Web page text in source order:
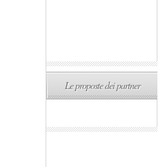
Le proposte dei partner